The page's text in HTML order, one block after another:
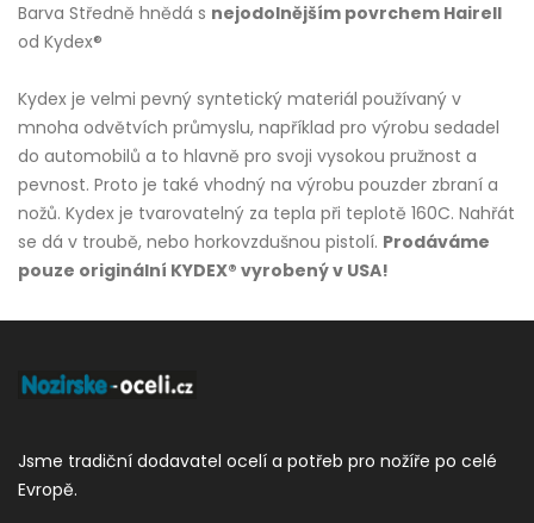
Barva Středně hnědá s nejodolnějším povrchem Hairell
od Kydex®
Kydex je velmi pevný syntetický materiál používaný v
mnoha odvětvích průmyslu, například pro výrobu sedadel
do automobilů a to hlavně pro svoji vysokou pružnost a
pevnost. Proto je také vhodný na výrobu pouzder zbraní a
nožů. Kydex je tvarovatelný za tepla při teplotě 160C. Nahřát
se dá v troubě, nebo horkovzdušnou pistolí. Prodáváme
pouze originální KYDEX® vyrobený v USA!
Jsme tradiční dodavatel ocelí a potřeb pro nožíře po celé
Evropě.